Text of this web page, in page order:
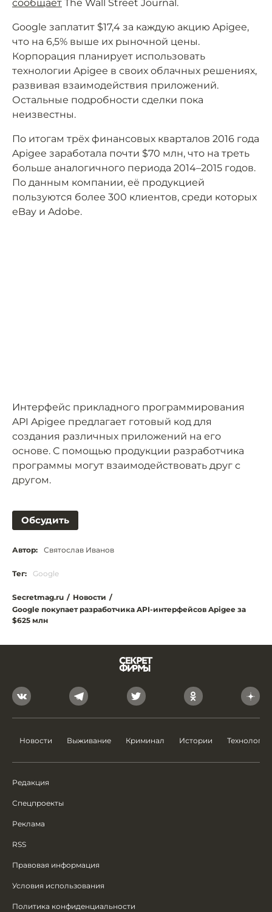
сообщает The Wall Street Journal.
Google заплатит $17,4 за каждую акцию Apigee,
что на 6,5% выше их рыночной цены.
Корпорация планирует использовать
технологии Apigee в своих облачных решениях,
развивая взаимодействия приложений.
Остальные подробности сделки пока
неизвестны.
По итогам трёх финансовых кварталов 2016 года
Apigee заработала почти $70 млн, что на треть
больше аналогичного периода 2014–2015 годов.
По данным компании, её продукцией
пользуются более 300 клиентов, среди которых
eBay и Adobe.
Интерфейс прикладного программирования
API Apigee предлагает готовый код для
создания различных приложений на его
основе. С помощью продукции разработчика
программы могут взаимодействовать друг с
другом.
Обсудить
Автор: Святослав Иванов
Тег: Google
Secretmag.ru / Новости /
Google покупает разработчика API-интерфейсов Apigee за
$625 млн
Новости Выживание Криминал Истории Технологии
Редакция
Спецпроекты
Реклама
RSS
Правовая информация
Условия использования
Политика конфиденциальности